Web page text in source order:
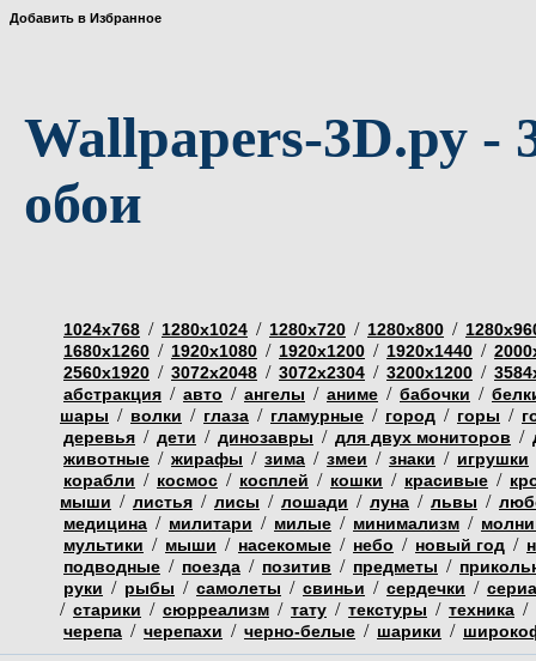
Добавить в Избранное
Wallpapers-3D.ру -
обои
1024х768 / 1280х1024 / 1280х720 / 1280х800 /
1680х1260 / 1920х1080 / 1920х1200 / 1920х1440 /
2560х1920 / 3072х2048 / 3072х2304 / 3200х1200 /
абстракция / авто / ангелы / аниме / бабочки /
шары / волки / глаза / гламурные / город / горы /
деревья / дети / динозавры / для двух мониторов /
животные / жирафы / зима / змеи / знаки / игрушки
корабли / космос / косплей / кошки / красивые /
мыши / листья / лисы / лошади / луна / львы /
медицина / милитари / милые / минимализм /
мультики / мыши / насекомые / небо / новый год /
подводные / поезда / позитив / предметы /
руки / рыбы / самолеты / свиньи / сердечки /
/ старики / сюрреализм / тату / текстуры / техника /
черепа / черепахи / черно-белые / шарики /